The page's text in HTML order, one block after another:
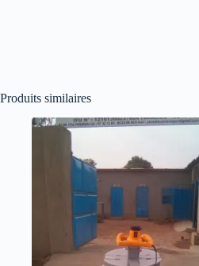
Produits similaires